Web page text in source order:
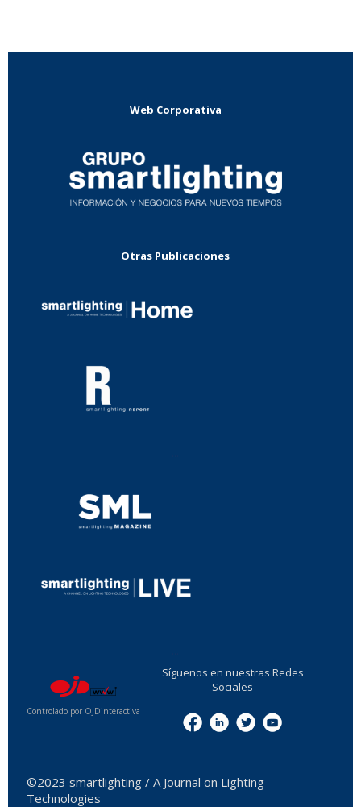
Web Corporativa
Otras Publicaciones
Controlado por OJDinteractiva
Síguenos en nuestras Redes
Sociales
©2023 smartlighting / A Journal on Lighting
Technologies